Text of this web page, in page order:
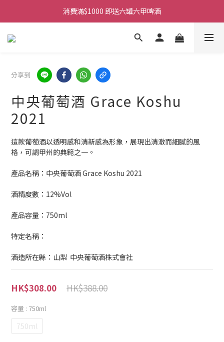
購物滿$380免運費。工作日 14:00截單, 翌日順豐凍運派送。
消費滿$1000 即送六罐六甲啤酒
購物滿$380免運費。工作日 14:00截單, 翌日順豐凍運派送。
分享到
中央葡萄酒 Grace Koshu
2021
這款葡萄酒以透明感和清新感為形象，展現出清澈而細膩的風
格，可謂甲州的典範之一。
產品名稱：中央葡萄酒 Grace Koshu 2021
酒精度數：12%Vol
產品容量：750ml
特定名稱：
酒造所在縣：山梨  中央葡萄酒株式會社
HK$388.00
HK$308.00
容量 : 750ml
750ml